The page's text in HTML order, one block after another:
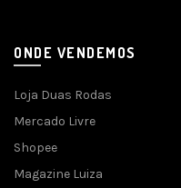
ONDE VENDEMOS
Loja Duas Rodas
Mercado Livre
Shopee
Magazine Luiza